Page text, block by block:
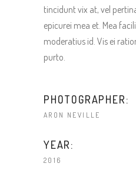
tincidunt vix at, vel
epicurei mea et. Mea
moderatius id. Vis ei
purto.
PHOTOGRAPHER:
ARON NEVILLE
YEAR:
2016